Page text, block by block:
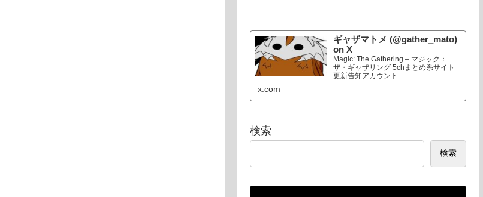
ギャザマトメ (@gather_mato)
on X
Magic: The Gathering – マジック：
ザ・ギャザリング 5chまとめ系サイト
更新告知アカウント
x.com
検索
検索